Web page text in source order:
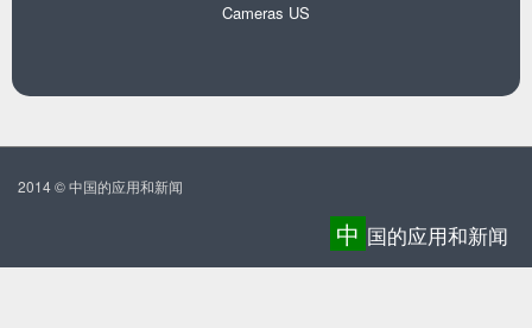
Cameras US
2014 © 中国的应用和新闻
中 国的应用和新闻